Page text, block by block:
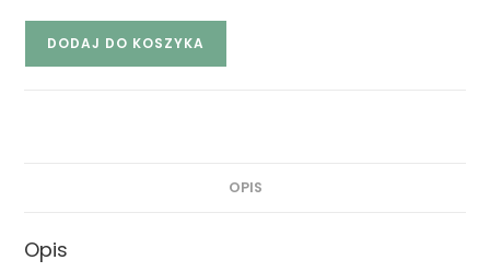
DODAJ DO KOSZYKA
OPIS
Opis